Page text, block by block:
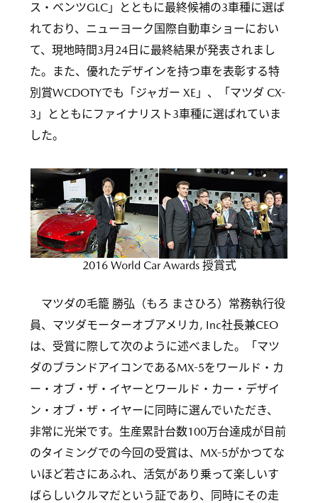
ス・ベンツGLC」とともに最終候補の3車種に選ば
れており、ニューヨーク国際自動車ショーにおい
て、現地時間3月24日に最終結果が発表されまし
た。また、優れたデザインを持つ車を表彰する特
別賞WCDOTYでも「ジャガー XE」、「マツダ CX-
3」とともにファイナリスト3車種に選ばれていま
した。
2016 World Car Awards 授賞式
マツダの毛籠 勝弘（もろ まさひろ）常務執行役
員、マツダモーターオブアメリカ, Inc社長兼CEO
は、受賞に際して次のように述べました。「マツ
ダのブランドアイコンであるMX-5をワールド・カ
ー・オブ・ザ・イヤーとワールド・カー・デザイ
ン・オブ・ザ・イヤーに同時に選んでいただき、
非常に光栄です。生産累計台数100万台達成が目前
のタイミングでの今回の受賞は、MX-5がかつてな
いほど若さにあふれ、活気があり乗って楽しいす
ばらしいクルマだという証であり、同時にその走